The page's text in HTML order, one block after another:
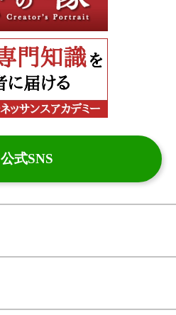
公式SNS